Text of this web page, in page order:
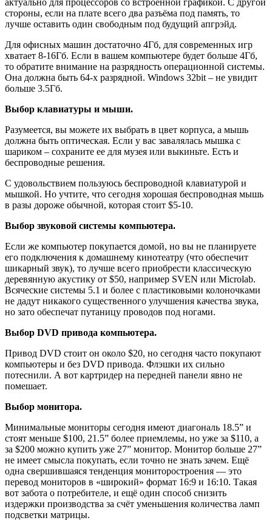
актуально для процессоров со встроенной графикой. С другой
стороны, если на плате всего два разъёма под память, то
лучше оставить один свободным под будущий апгрэйд.
Для офисных машин достаточно 4Гб, для современных игр
хватает 8-16Гб. Если в вашем компьютере будет больше 4Гб,
то обратите внимание на разрядность операционной системы.
Она должна быть 64-х разрядной. Windows 32bit – не увидит
больше 3.5Гб.
Выбор клавиатуры и мыши.
Разумеется, вы можете их выбрать в цвет корпуса, а мышь
должна быть оптическая. Если у вас завалялась мышка с
шариком – сохраните ее для музея или выкиньте. Есть и
беспроводные решения.
С удовольствием пользуюсь беспроводной клавиатурой и
мышкой. Но учтите, что сегодня хорошая беспроводная мышь
в разы дороже обычной, которая стоит $5-10.
Выбор звуковой системы компьютера.
Если же компьютер покупается домой, но вы не планируете
его подключения к домашнему кинотеатру (что обеспечит
шикарный звук), то лучше всего приобрести классическую
деревянную акустику от $50, например SVEN или Microlab.
Всяческие системы 5.1 и более с пластиковыми колоночками
не дадут никакого существенного улучшения качества звука,
но зато обеспечат путаницу проводов под ногами.
Выбор DVD привода компьютера.
Привод DVD стоит он около $20, но сегодня часто покупают
компьютеры и без DVD привода. Флэшки их сильно
потеснили. А вот картридер на передней панели явно не
помешает.
Выбор монитора.
Минимальные мониторы сегодня имеют диагональ 18.5” и
стоят меньше $100, 21.5” более приемлемы, но уже за $110, а
за $200 можно купить уже 27” монитор. Монитор больше 27”
не имеет смысла покупать, если точно не знать зачем. Ещё
одна свершившаяся тенденция мониторостроения — это
перевод мониторов в «широкий» формат 16:9 и 16:10. Такая
вот забота о потребителе, и ещё один способ снизить
издержки производства за счёт уменьшения количества ламп
подсветки матрицы.